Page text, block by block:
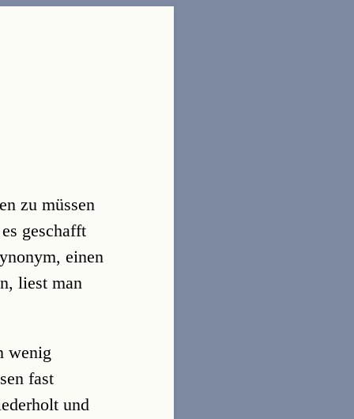
zu müssen
geschafft
einen
liest man
wenig
fast
und